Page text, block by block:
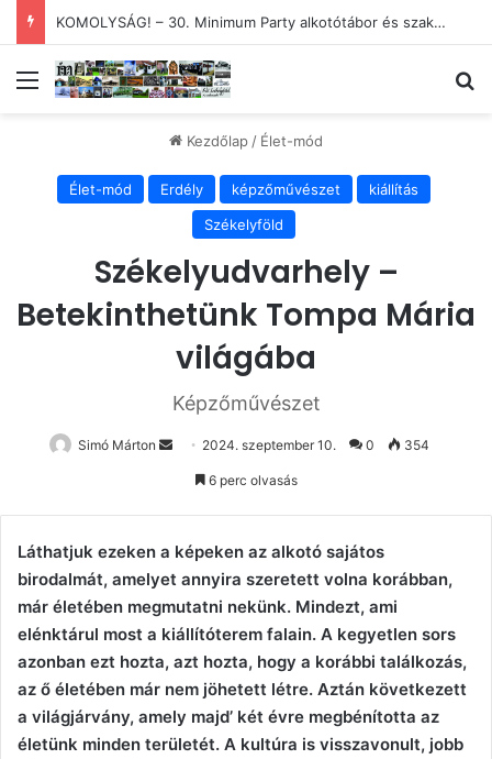
KOMOLYSÁG! – 30. Minimum Party alkotótábor és szakmai fórum
Menü
Kezdőlap/ Élet-mód
Élet-mód Erdély képzőművészet
kiállítás
Székelyföld
Székelyudvarhely –
Betekinthetünk Tompa Mária
világába
Képzőművészet
Simó Márton
Send 2024. szeptember 10. 0 354
6 perc olvasás
Láthatjuk ezeken a képeken az alkotó sajátos
birodalmát, amelyet annyira szeretett volna korábban,
már életében megmutatni nekünk. Mindezt, ami
elénktárul most a kiállítóterem falain. A kegyetlen sors
azonban ezt hozta, azt hozta, hogy a korábbi találkozás,
az ő életében már nem jöhetett létre. Aztán következett
a világjárvány, amely majd’ két évre megbénította az
életünk minden területét. A kultúra is visszavonult, jobb